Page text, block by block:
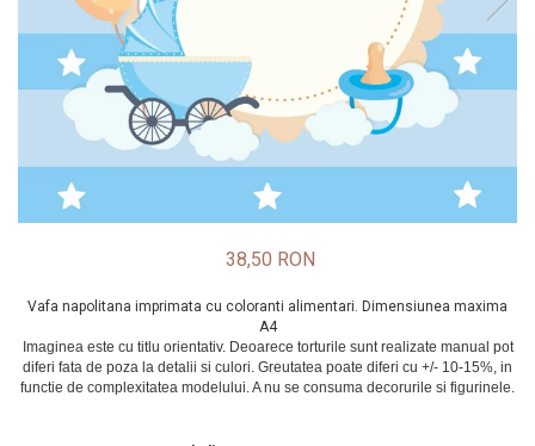
38,50 RON
Vafa napolitana imprimata cu coloranti alimentari. Dimensiunea maxima
A4